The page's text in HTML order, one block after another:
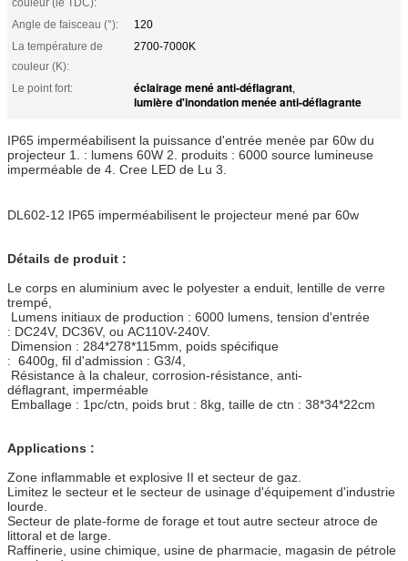
couleur (le TDC):
Angle de faisceau (°):
120
La température de
couleur (K):
2700-7000K
Le point fort: éclairage mené anti-déflagrant,
lumière d'inondation menée anti-déflagrante
IP65 imperméabilisent la puissance d'entrée menée par 60w du
projecteur 1. : lumens 60W 2. produits : 6000 source lumineuse
imperméable de 4. Cree LED de Lu 3.
DL602-12 IP65 imperméabilisent le projecteur mené par 60w
Détails de produit :
Le corps en aluminium avec le polyester a enduit, lentille de verre
trempé,
Lumens initiaux de production : 6000 lumens, tension d'entrée
: DC24V, DC36V, ou AC110V-240V.
Dimension : 284*278*115mm, poids spécifique
: 6400g, fil d'admission : G3/4,
Résistance à la chaleur, corrosion-résistance, anti-
déflagrant, imperméable
Emballage : 1pc/ctn, poids brut : 8kg, taille de ctn : 38*34*22cm
Applications :
Zone inflammable et explosive II et secteur de gaz.
Limitez le secteur et le secteur de usinage d'équipement d'industrie
lourde.
Secteur de plate-forme de forage et tout autre secteur atroce de
littoral et de large.
Raffinerie, usine chimique, usine de pharmacie, magasin de pétrole